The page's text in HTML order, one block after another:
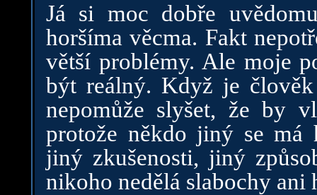
Já si moc dobře
horšíma věcma. Fakt
větší problémy. Ale moje
být reálný. Když je
nepomůže slyšet, že by
protože někdo jiný se má
jiný zkušenosti, jiný
nikoho nedělá slabochy ani